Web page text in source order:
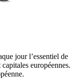
jour l’essentiel de
européennes.